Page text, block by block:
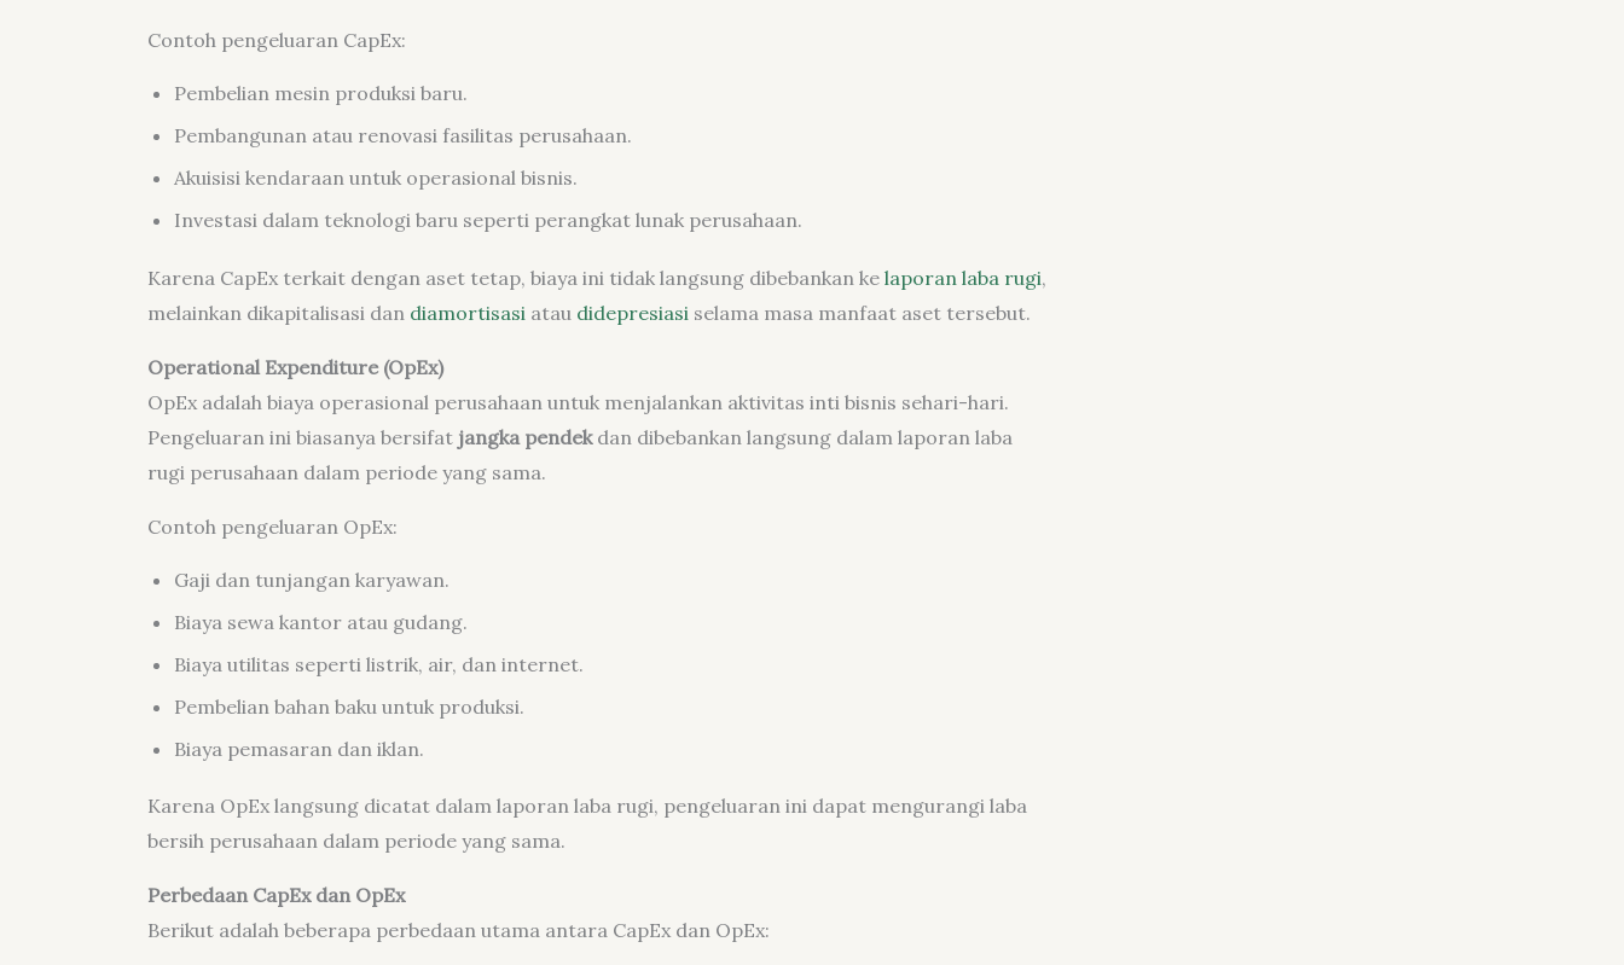
Contoh pengeluaran CapEx:
Pembelian mesin produksi baru.
Pembangunan atau renovasi fasilitas perusahaan.
Akuisisi kendaraan untuk operasional bisnis.
Investasi dalam teknologi baru seperti perangkat lunak perusahaan.
Karena CapEx terkait dengan aset tetap, biaya ini tidak langsung dibebankan ke laporan laba rugi,
melainkan dikapitalisasi dan diamortisasi atau didepresiasi selama masa manfaat aset tersebut.
Operational Expenditure (OpEx)
OpEx adalah biaya operasional perusahaan untuk menjalankan aktivitas inti bisnis sehari-hari.
Pengeluaran ini biasanya bersifat jangka pendekdan dibebankan langsung dalam laporan laba
rugi perusahaan dalam periode yang sama.
Contoh pengeluaran OpEx:
Gaji dan tunjangan karyawan.
Biaya sewa kantor atau gudang.
Biaya utilitas seperti listrik, air, dan internet.
Pembelian bahan baku untuk produksi.
Biaya pemasaran dan iklan.
Karena OpEx langsung dicatat dalam laporan laba rugi, pengeluaran ini dapat mengurangi laba
bersih perusahaan dalam periode yang sama.
Perbedaan CapEx dan OpEx
Berikut adalah beberapa perbedaan utama antara CapEx dan OpEx: